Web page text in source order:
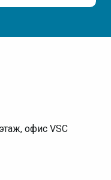
офис VSC